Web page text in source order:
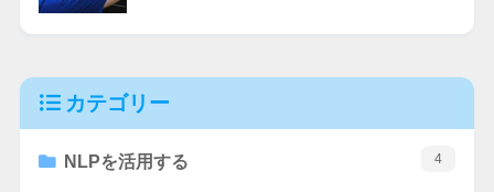
カテゴリー
NLPを活用する 4